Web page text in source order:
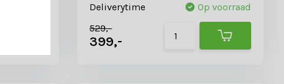
Deliverytime
Op voorraad
529,-
399,-